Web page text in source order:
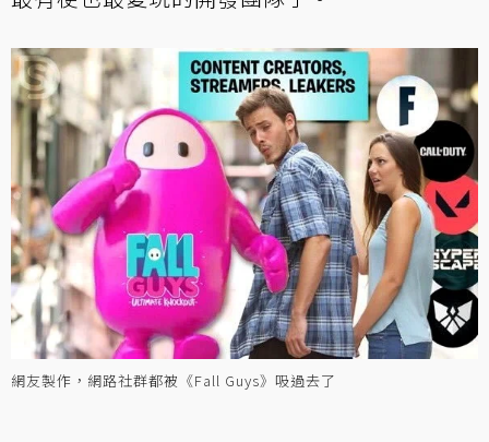
網友製作，網路社群都被《Fall Guys》吸過去了